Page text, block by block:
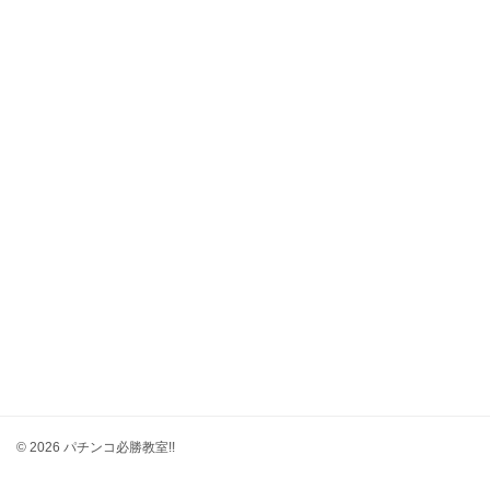
© 2026 パチンコ必勝教室!!